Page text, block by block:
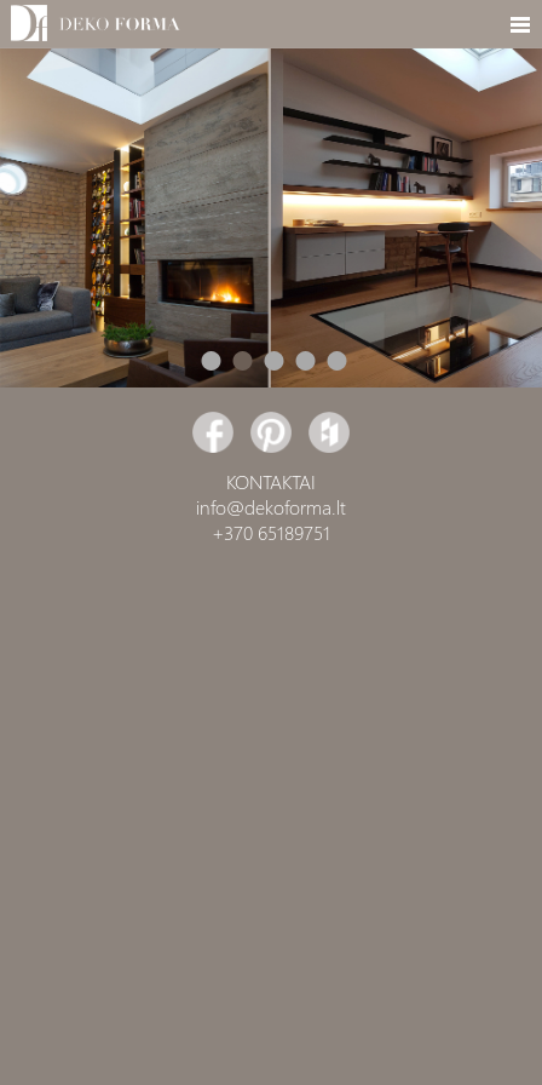
KONTAKTAI
info@dekoforma.lt
+370 65189751